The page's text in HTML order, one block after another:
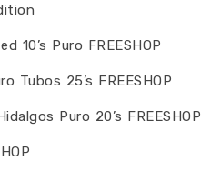
10’s Puro FREESHOP
Tubos 25’s FREESHOP
Puro 20’s FREESHOP